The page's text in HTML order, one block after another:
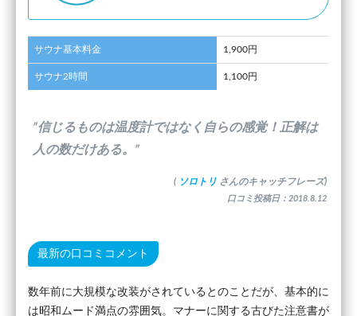
サウナ基本料金 1,900円
サウナ2時間 1,100円
”信じるものは温度計ではなく自らの感覚！正解は
人の数だけある。”
( ソロトリ さんのキャッチフレーズ)
口コミ投稿日：2018.8.12
最新の口コミコメント
数年前に大規模な改装がされているとのことだが、基本的に
は昭和ムード満点の雰囲気。マナーに関する古びた注意書が